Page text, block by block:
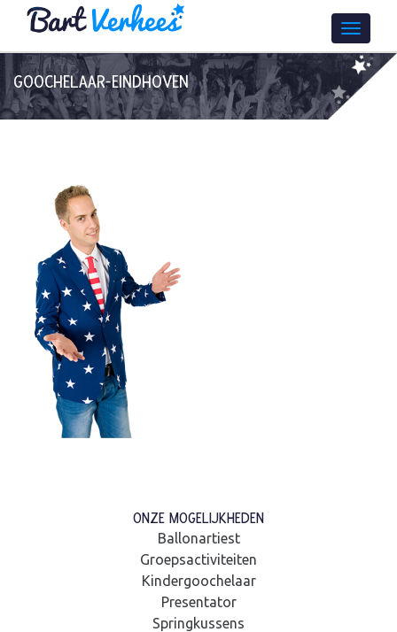
GOOCHELAAR-EINDHOVEN
ONZE MOGELIJKHEDEN
Ballonartiest
Groepsactiviteiten
Kindergoochelaar
Presentator
Springkussens